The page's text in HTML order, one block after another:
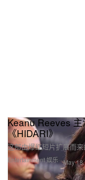
Entertainment 娱乐
Keanu Reeves
《HIDARI》
这部由爆红短片扩展而
May